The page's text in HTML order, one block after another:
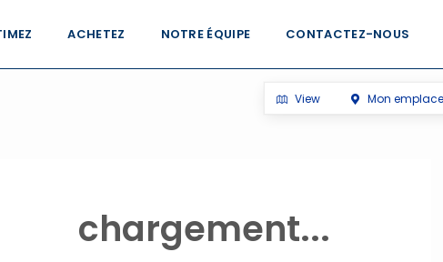
ACHETEZ NOTRE ÉQUIPE CONTACTEZ-NOUS
chargement...
View Mon